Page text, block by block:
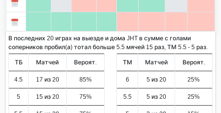
В последних 20 играх на выезде и дома JHT в сумме с голами
соперников пробил(а) тотал больше 5.5 мячей 15 раз, ТМ 5.5 - 5 раз.
ТБ Матчей Вероят.
4.5 17 из 20 85%
5 15 из 20 75%
ТМ Матчей Вероят.
6 5 из 20 25%
5.5 5 из 20 25%